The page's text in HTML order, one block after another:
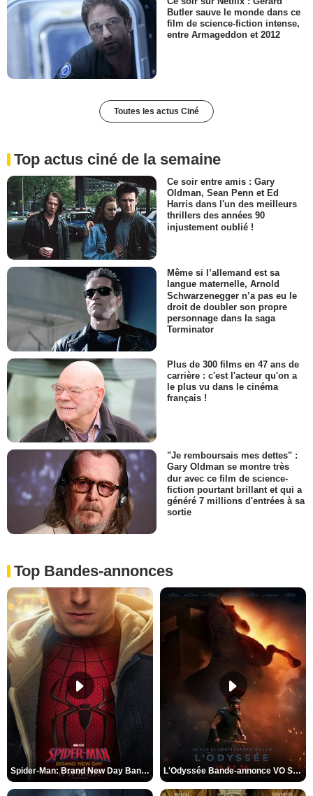
Butler sauve le monde dans ce
film de science-fiction intense,
entre Armageddon et 2012
Toutes les actus Ciné
Top actus ciné de la semaine
Ce soir entre amis : Gary
Oldman, Sean Penn et Ed
Harris dans l'un des meilleurs
thrillers des années 90
injustement oublié !
Même si l’allemand est sa
langue maternelle, Arnold
Schwarzenegger n’a pas eu le
droit de doubler son propre
personnage dans la saga
Terminator
Plus de 300 films en 47 ans de
carrière : c'est l'acteur qu'on a
le plus vu dans le cinéma
français !
"Je remboursais mes dettes" :
Gary Oldman se montre très
dur avec ce film de science-
fiction pourtant brillant et qui a
généré 7 millions d'entrées à sa
sortie
Top Bandes-annonces
Spider-Man: Brand New Day Bande-annonce VO STFR L'Odyssée Bande-annonce VO STFR